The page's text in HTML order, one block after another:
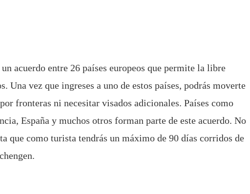
un acuerdo entre 26 países europeos que permite la libre
Una vez que ingreses a uno de estos países, podrás moverte
fronteras ni necesitar visados adicionales. Países como
España y muchos otros forman parte de este acuerdo. No
que como turista tendrás un máximo de 90 días corridos de